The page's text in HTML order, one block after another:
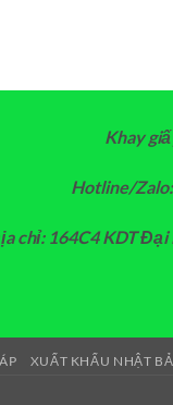
Khay
Hotline/
chỉ: 164C4 KDT Đại
XUẤT KHẨU NHẬT